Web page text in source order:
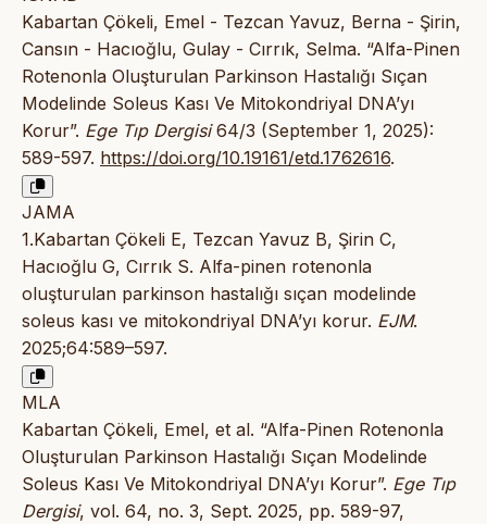
Kabartan Çökeli, Emel - Tezcan Yavuz, Berna - Şirin,
Cansın - Hacıoğlu, Gulay - Cırrık, Selma. “Alfa-Pinen
Rotenonla Oluşturulan Parkinson Hastalığı Sıçan
Modelinde Soleus Kası Ve Mitokondriyal DNA’yı
Korur”. Ege Tıp Dergisi64/3 (September 1, 2025):
589-597. https://doi.org/10.19161/etd.1762616.
JAMA
1.Kabartan Çökeli E, Tezcan Yavuz B, Şirin C,
Hacıoğlu G, Cırrık S. Alfa-pinen rotenonla
oluşturulan parkinson hastalığı sıçan modelinde
soleus kası ve mitokondriyal DNA’yı korur. EJM.
2025;64:589–597.
MLA
Kabartan Çökeli, Emel, et al. “Alfa-Pinen Rotenonla
Oluşturulan Parkinson Hastalığı Sıçan Modelinde
Soleus Kası Ve Mitokondriyal DNA’yı Korur”. Ege Tıp
Dergisi, vol. 64, no. 3, Sept. 2025, pp. 589-97,